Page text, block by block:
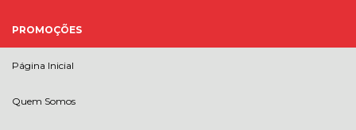
PROMOÇÕES
Página Inicial
Quem Somos